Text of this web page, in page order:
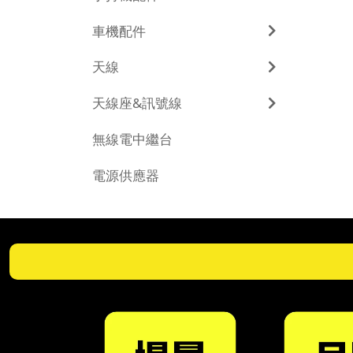
車機配件
天線
天線座&訊號線
無線電中繼台
電源供應器